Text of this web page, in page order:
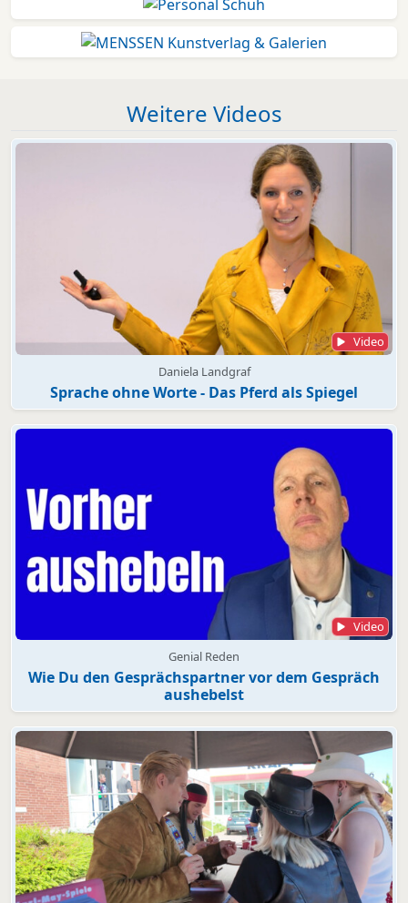
Weitere Videos
Video
Daniela Landgraf
Sprache ohne Worte - Das Pferd als Spiegel
Video
Genial Reden
Wie Du den Gesprächspartner vor dem Gespräch
aushebelst